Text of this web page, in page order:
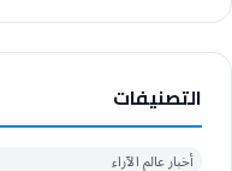
التصنيفات
أخبار عالم الآراء